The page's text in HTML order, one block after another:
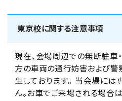
東京校に関する注意事項
現在、会場周辺での無断駐車
方の車両の通行妨害および
生しております。 当会場に
ん。お車でご来場される場合